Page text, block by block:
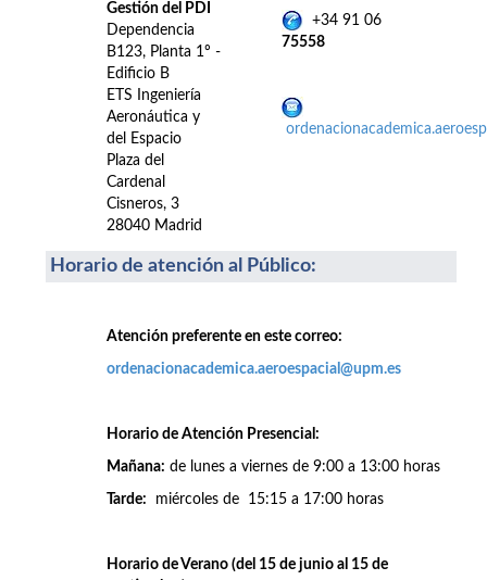
Gestión del PDI
Dependencia
B123, Planta 1º -
Edificio B
ETS Ingeniería
Aeronáutica y
del Espacio
Plaza del
Cardenal
Cisneros, 3
28040 Madrid
+34 91 06
75558
Horario de atención al Público:
Atención preferente en este correo:
ordenacionacademica.aeroespacial@upm.es
Horario de Atención Presencial:
Mañana: de lunes a viernes de 9:00 a 13:00 horas
Tarde: miércoles de 15:15 a 17:00 horas
Horario de Verano (del 15 de junio al 15 de